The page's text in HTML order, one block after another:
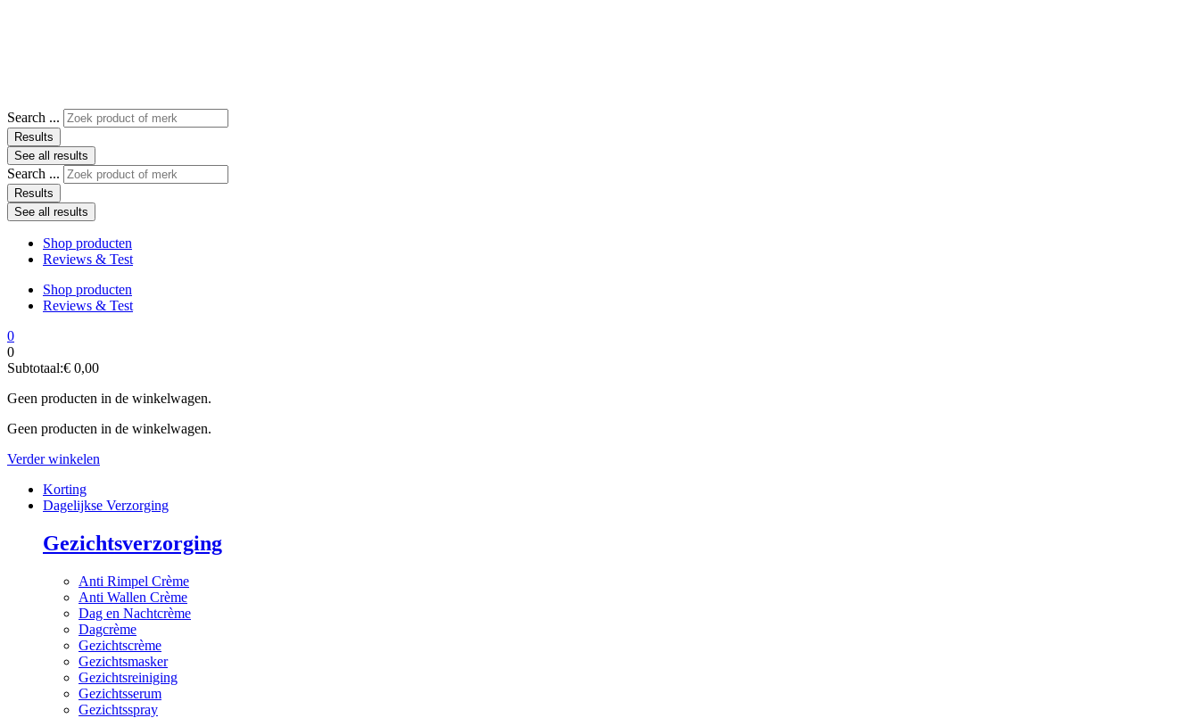
Search ...
Results
See all results
Search ...
Results
See all results
Shop producten
Reviews & Test
Shop producten
Reviews & Test
0
0
Subtotaal:€ 0,00
Geen producten in de winkelwagen.
Geen producten in de winkelwagen.
Verder winkelen
Korting
Dagelijkse Verzorging
Gezichtsverzorging
Anti Rimpel Crème
Anti Wallen Crème
Dag en Nachtcrème
Dagcrème
Gezichtscrème
Gezichtsmasker
Gezichtsreiniging
Gezichtsserum
Gezichtsspray